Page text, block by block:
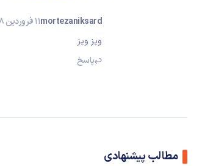
mortezaniksard11 فروردین 1398
ویز ویز
پاسخ
مطالب پیشنهادی